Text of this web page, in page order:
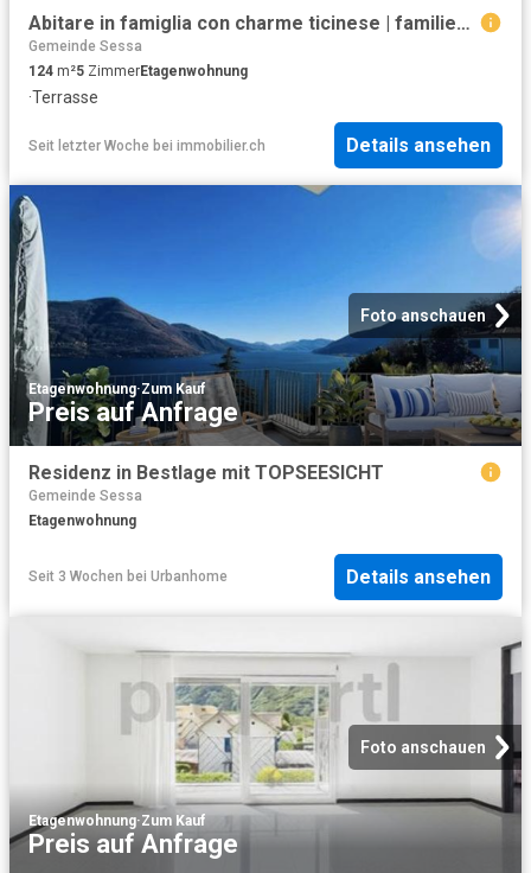
Abitare in famiglia con charme ticinese | familienwohnen mit tessiner
Gemeinde Sessa
124 m²5 ZimmerEtagenwohnung
·Terrasse
Seit letzter Woche bei immobilier.ch Details ansehen
Foto anschauen
Etagenwohnung·Zum Kauf
Preis auf Anfrage
Residenz in Bestlage mit TOPSEESICHT
Gemeinde Sessa
Etagenwohnung
Seit 3 Wochen bei Urbanhome Details ansehen
Foto anschauen
Etagenwohnung·Zum Kauf
Preis auf Anfrage